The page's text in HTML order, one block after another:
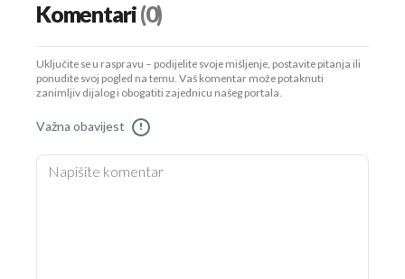
Komentari(0)
Uključite se u raspravu – podijelite svoje mišljenje, postavite pitanja ili
ponudite svoj pogled na temu. Vaš komentar može potaknuti
zanimljiv dijalog i obogatiti zajednicu našeg portala.
Važna obavijest !